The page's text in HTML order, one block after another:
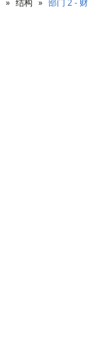
结构
部门 2 - 财